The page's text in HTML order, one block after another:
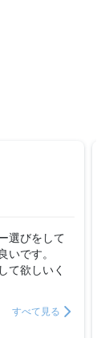
選びをして
いです。
て欲しいく
すべて見る